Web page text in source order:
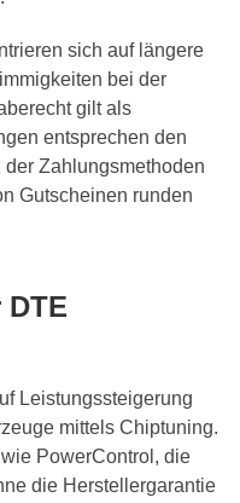
sich auf längere
bei der
gilt als
entsprechen den
der Zahlungsmethoden
Gutscheinen runden
Leistungssteigerung
mittels Chiptuning.
PowerControl, die
die Herstellergarantie